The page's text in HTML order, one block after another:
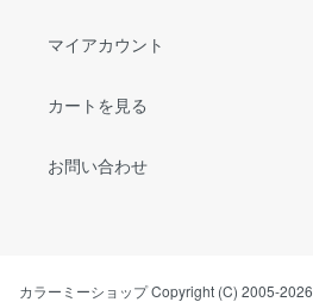
マイアカウント
カートを見る
お問い合わせ
カラーミーショップCopyright (C) 2005-2026